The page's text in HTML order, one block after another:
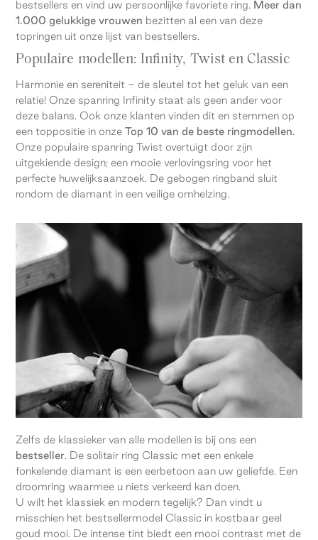
bestsellers en vind uw persoonlijke favoriete ring. Meer dan
1.000 gelukkige vrouwen bezitten al een van deze
topringen uit onze lijst van bestsellers.
Populaire modellen: Infinity, Twist en Classic
Harmonie en sereniteit - de sleutel tot het geluk van een
relatie! Onze spanring Infinity staat als geen ander voor
deze balans. Ook onze klanten vinden dit en stemmen op
een toppositie in onze Top 10 van de beste ringmodellen.
Onze populaire spanring Twist overtuigt door zijn
uitgekiende design; een mooie verlovingsring voor het
perfecte huwelijksaanzoek. De gebogen ringband sluit
rondom de diamant in een veilige omhelzing.
Zelfs de klassieker van alle modellen is bij ons een
bestseller. De solitair ring Classic met een enkele
fonkelende diamant is een eerbetoon aan uw geliefde. Een
droomring waarmee u niets verkeerd kan doen.
U wilt het klassiek en modern tegelijk? Dan vindt u
misschien het bestsellermodel Classic in kostbaar geel
goud mooi. De intense tint biedt een mooi contrast met de